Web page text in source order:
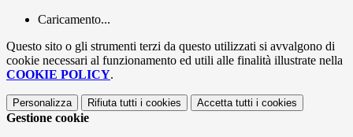
Caricamento...
Questo sito o gli strumenti terzi da questo utilizzati si avvalgono di
cookie necessari al funzionamento ed utili alle finalità illustrate nella
COOKIE POLICY.
Personalizza Rifiuta tutti i cookies Accetta tutti i cookies
Gestione cookie